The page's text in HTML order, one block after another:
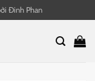
Đinh Phan